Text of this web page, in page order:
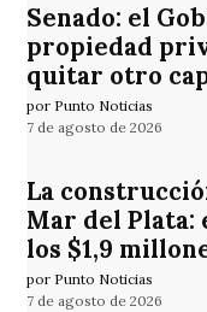
Senado: el
propiedad
quitar otro
por Punto Noticias
7 de agosto de 2026
La
Mar del Plata:
los $1,9
por Punto Noticias
7 de agosto de 2026